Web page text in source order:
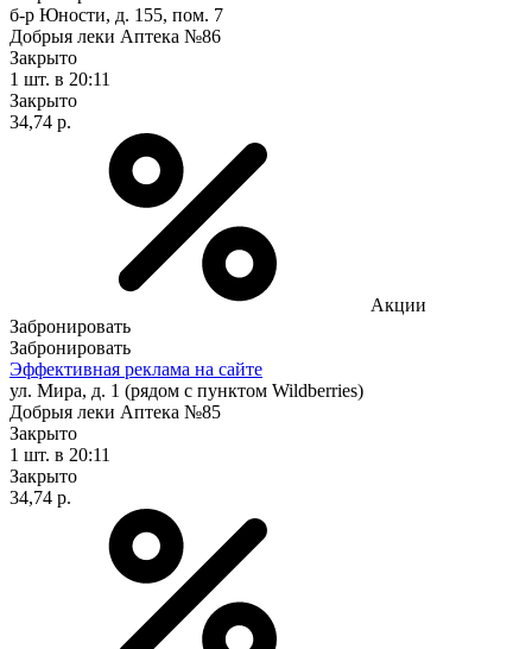
б-р Юности, д. 155, пом. 7
Добрыя леки Аптека №86
Закрыто
1 шт. в 20:11
Закрыто
34,74 р.
Акции
Забронировать
Забронировать
Эффективная реклама на сайте
ул. Мира, д. 1 (рядом с пунктом Wildberries)
Добрыя леки Аптека №85
Закрыто
1 шт. в 20:11
Закрыто
34,74 р.